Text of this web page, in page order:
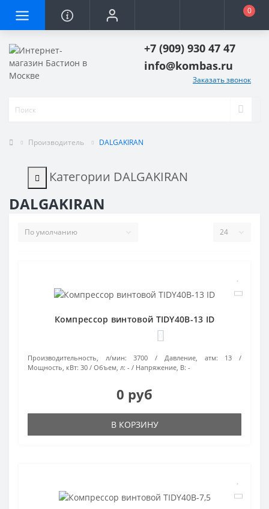
0
+7 (909) 930 47 47
info@kombas.ru
Заказать звонок
Производитель DALGAKIRAN
Категории DALGAKIRAN
DALGAKIRAN
Компрессор винтовой TIDY40B-13 ID
Производительность, л/мин: 3700 Давление, атм:
13
Мощность, кВт: 30 Объем, л: - Напряжение, В: -
0 руб
В КОРЗИНУ